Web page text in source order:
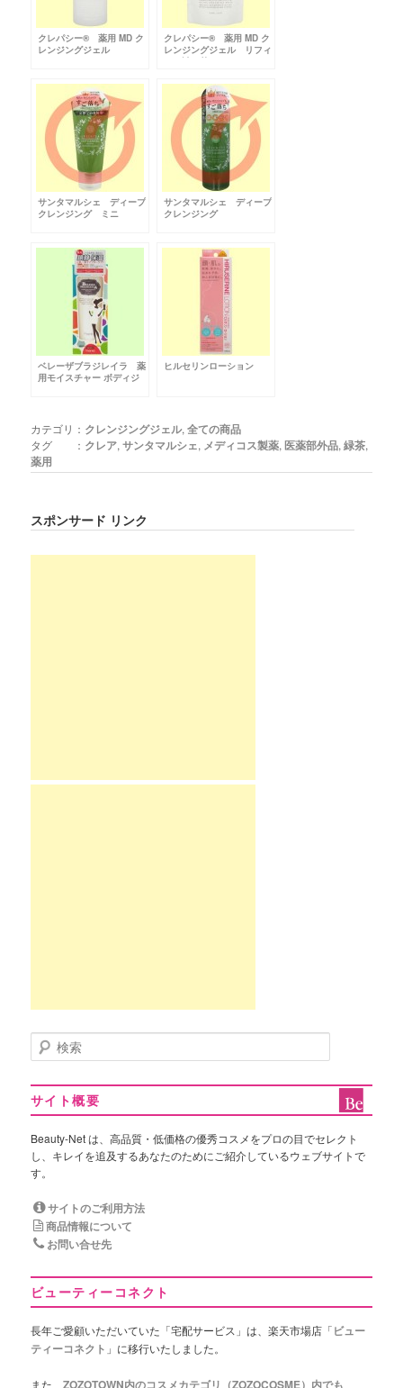
クレパシー® 薬用 MD ク
レンジングジェル
クレパシー® 薬用 MD ク
レンジングジェル リフィ
ル（詰め替え）
サンタマルシェ ディープ
クレンジング ミニ
サンタマルシェ ディープ
クレンジング
ベレーザブラジレイラ 薬
用モイスチャー ボディジ
ヒルセリンローション
カテゴリ： クレンジングジェル,全ての商品
タグ ： クレア,サンタマルシェ, メディコス製薬,医薬部外品,緑茶,
薬用
スポンサード リンク
検
索
サイト概要
Beauty-Net は、高品質・低価格の優秀コスメをプロの目でセレクト
し、キレイを追及するあなたのためにご紹介しているウェブサイトで
す。
サイトのご利用方法
商品情報について
お問い合せ先
ビューティーコネクト
長年ご愛顧いただいていた「宅配サービス」は、楽天市場店「ビュー
ティーコネクト 」に移行いたしました。
また、ZOZOTOWN内のコスメカテゴリ（ZOZOCOSME）内でも